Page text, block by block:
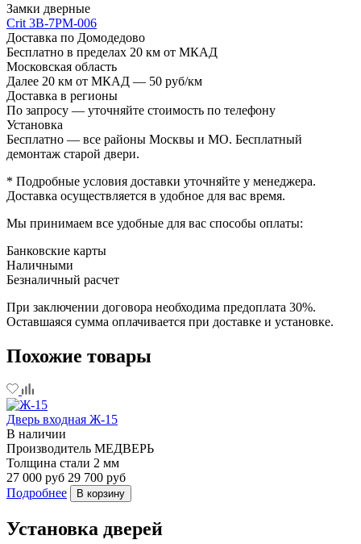
Замки дверные
Crit 3В-7РМ-006
Доставка по Домодедово
Бесплатно в пределах 20 км от МКАД
Московская область
Далее 20 км от МКАД — 50 руб/км
Доставка в регионы
По запросу — уточняйте стоимость по телефону
Установка
Бесплатно — все районы Москвы и МО. Бесплатный
демонтаж старой двери.
* Подробные условия доставки уточняйте у менеджера.
Доставка осуществляется в удобное для вас время.
Мы принимаем все удобные для вас способы оплаты:
Банковские карты
Наличными
Безналичный расчет
При заключении договора необходима предоплата 30%.
Оставшаяся сумма оплачивается при доставке и установке.
Похожие товары
Дверь входная Ж-15
В наличии
Производитель МЕДВЕРЬ
Толщина стали 2 мм
27 000 руб 29 700 руб
Подробнее
В корзину
Установка дверей